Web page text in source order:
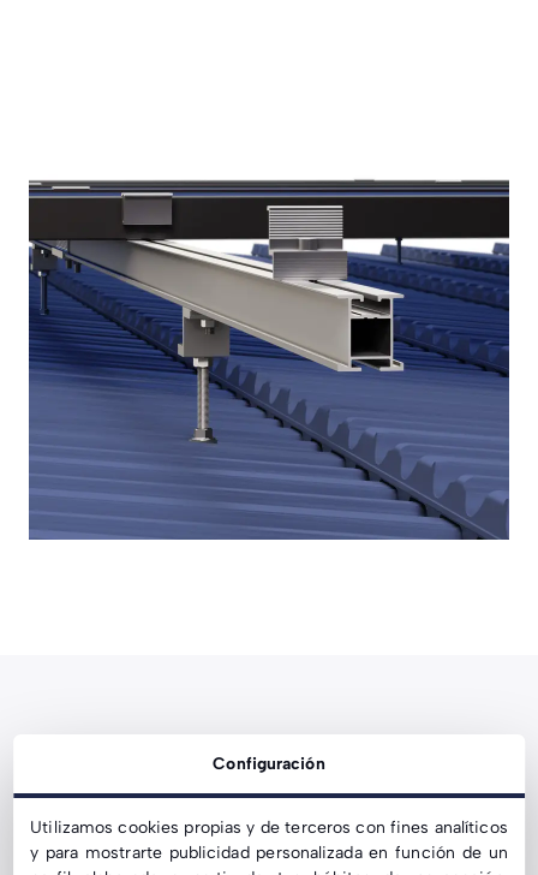
Especificacions Tècniques
Configuración
Utilizamos cookies propias y de terceros con fines analíticos
y para mostrarte publicidad personalizada en función de un